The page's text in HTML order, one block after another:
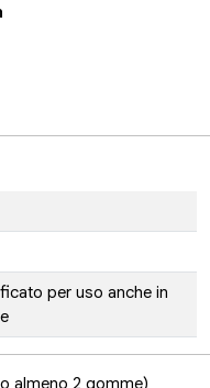
per uso anche in
almeno 2 gomme)